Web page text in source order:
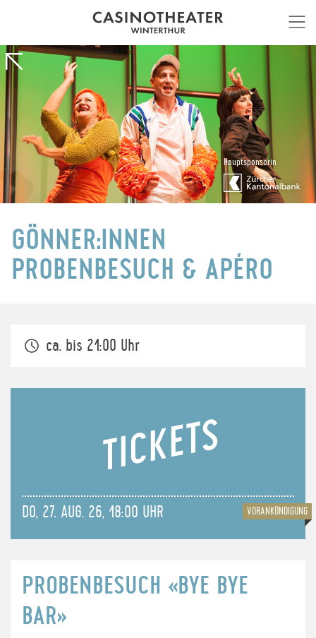
Hauptsponsorin
GÖNNER:INNEN
PROBENBESUCH & APÉRO
ca. bis 21:00 Uhr
TICKETS
DO, 27. AUG. 26, 18:00 UHR VORANKÜNDIGUNG
PROBENBESUCH «BYE BYE
BAR»